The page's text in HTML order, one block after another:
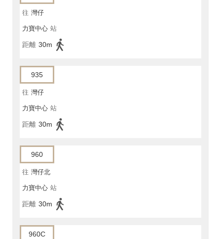
往 灣仔
力寶中心 站
距離 30m
935
往 灣仔
力寶中心 站
距離 30m
960
往 灣仔北
力寶中心 站
距離 30m
960C